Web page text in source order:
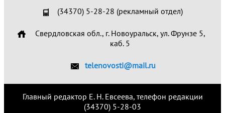
(34370) 5-28-28 (рекламный отдел)
Свердловская обл., г. Новоуральск, ул. Фрунзе 5,
каб. 5
telenovosti@mail.ru
Главный редактор Е. Н. Евсеева, телефон редакции
(34370) 5-28-03